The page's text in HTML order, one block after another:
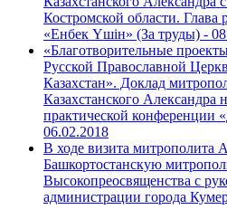
Костромской области. Глава
«Енбек Үшiн» (За труды) -
«Благотворительные
Русской Православной
Казахстан». Доклад
Казахстанского
практической конференции
06.02.2018
В ходе визита митрополита
Башкортостанскую
Высокопреосвященства с
администрации города